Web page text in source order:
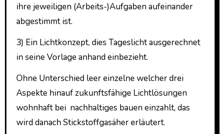
ihre jeweiligen (Arbeits-)Aufgaben aufeinander
abgestimmt ist.
3) Ein Lichtkonzept, dies Tageslicht ausgerechnet
in seine Vorlage anhand einbezieht.
Ohne Unterschied leer einzelne welcher drei
Aspekte hinauf zukunftsfähige Lichtlösungen
wohnhaft bei nachhaltiges bauen einzahlt, das
wird danach Stickstoffgasäher erläutert.